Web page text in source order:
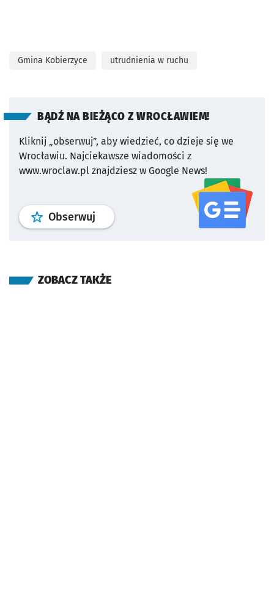
Gmina Kobierzyce utrudnienia w ruchu
BĄDŹ NA BIEŻĄCO Z WROCŁAWIEM!
Kliknij „obserwuj”, aby wiedzieć, co dzieje się we
Wrocławiu. Najciekawsze wiadomości z
www.wroclaw.pl znajdziesz w Google News!
Obserwuj profil serwisu
ZOBACZ TAKŻE